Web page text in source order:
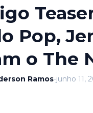
Pop,
o The
Ramos-junho 11,